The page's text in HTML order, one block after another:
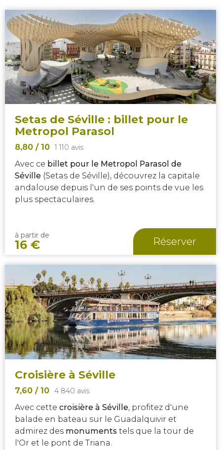
Setas de Séville : billet pour le
Metropol Parasol
8,80 / 10 1 110 avis
Avec ce billet pour le Metropol Parasol de
Séville (Setas de Séville), découvrez la capitale
andalouse depuis l'un de ses points de vue les
plus spectaculaires.
à partir de
16 € Réserver
Croisière à Séville
7,60 / 10 4 840 avis
Avec cette croisière à Séville, profitez d'une
balade en bateau sur le Guadalquivir et
admirez des monuments tels que la tour de
l'Or et le pont de Triana.